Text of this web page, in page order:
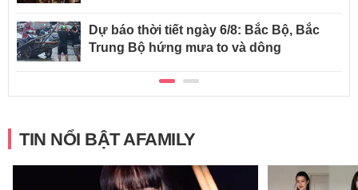
Dự báo thời tiết ngày 6/8: Bắc Bộ, Bắc
Trung Bộ hứng mưa to và dông
TIN NỔI BẬT AFAMILY